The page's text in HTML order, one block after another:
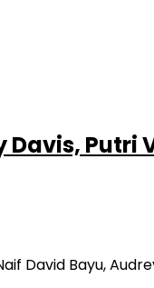
Putri
David Bayu,